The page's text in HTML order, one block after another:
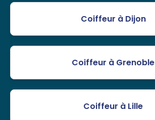
Coiffeur à Dijon
Coiffeur à Grenoble
Coiffeur à Lille